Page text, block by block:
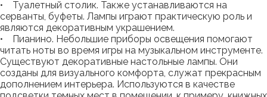
• Туалетный столик. Также устанавливаются на
серванты, буфеты. Лампы играют практическую роль и
являются декоративным украшением.
• Пианино. Небольшие приборы освещения помогают
читать ноты во время игры на музыкальном инструменте.
Существуют декоративные настольные лампы. Они
созданы для визуального комфорта, служат прекрасным
дополнением интерьера. Используются в качестве